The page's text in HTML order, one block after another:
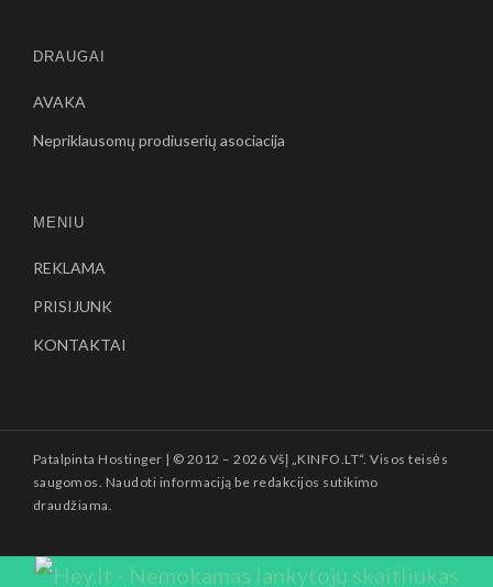
DRAUGAI
AVAKA
Nepriklausomų prodiuserių asociacija
MENIU
REKLAMA
PRISIJUNK
KONTAKTAI
Patalpinta Hostinger | © 2012 –2026 VšĮ „KINFO.LT“. Visos teisės
saugomos. Naudoti informaciją be redakcijos sutikimo
draudžiama.